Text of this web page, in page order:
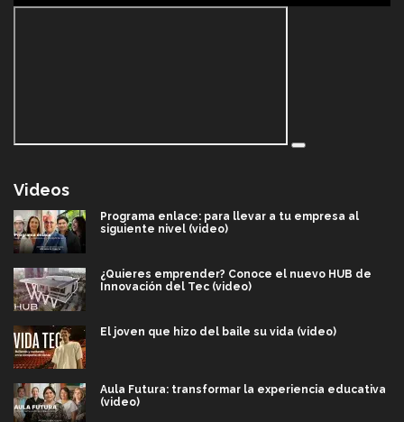
Videos
Programa enlace: para llevar a tu empresa al
siguiente nivel (video)
¿Quieres emprender? Conoce el nuevo HUB de
Innovación del Tec (video)
El joven que hizo del baile su vida (video)
Aula Futura: transformar la experiencia educativa
(video)